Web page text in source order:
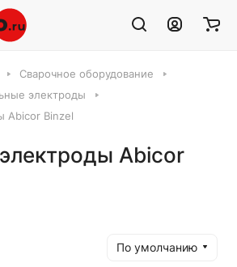
Сварочное оборудование
электроды
Abicor Binzel
Abicor
По умолчанию